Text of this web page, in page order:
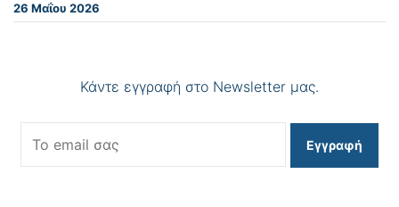
26 Μαΐου 2026
Κάντε εγγραφή στο Newsletter μας.
Εγγραφή